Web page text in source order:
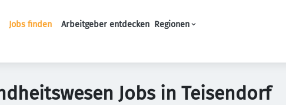
Jobs finden Arbeitgeber entdecken Regionen
Jobs in Teisendorf